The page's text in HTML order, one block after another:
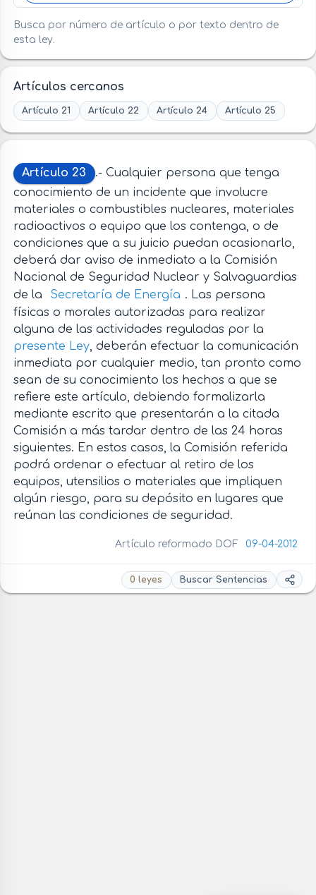
Busca por número de artículo o por texto dentro de
esta ley.
Artículos cercanos
Artículo 21 Artículo 22 Artículo 24 Artículo 25
Artículo 23
.- Cualquier persona que tenga
conocimiento de un incidente que involucre
materiales o combustibles nucleares, materiales
radioactivos o equipo que los contenga, o de
condiciones que a su juicio puedan ocasionarlo,
deberá dar aviso de inmediato a la Comisión
Nacional de Seguridad Nuclear y Salvaguardias
de la
Secretaría de Energía . Las persona
físicas o morales autorizadas para realizar
alguna de las actividades reguladas por la
presente Ley, deberán efectuar la comunicación
inmediata por cualquier medio, tan pronto como
sean de su conocimiento los hechos a que se
refiere este artículo, debiendo formalizarla
mediante escrito que presentarán a la citada
Comisión a más tardar dentro de las 24 horas
siguientes. En estos casos, la Comisión referida
podrá ordenar o efectuar al retiro de los
equipos, utensilios o materiales que impliquen
algún riesgo, para su depósito en lugares que
reúnan las condiciones de seguridad.
Artículo reformado DOF 09-04-2012
0 leyes Buscar Sentencias